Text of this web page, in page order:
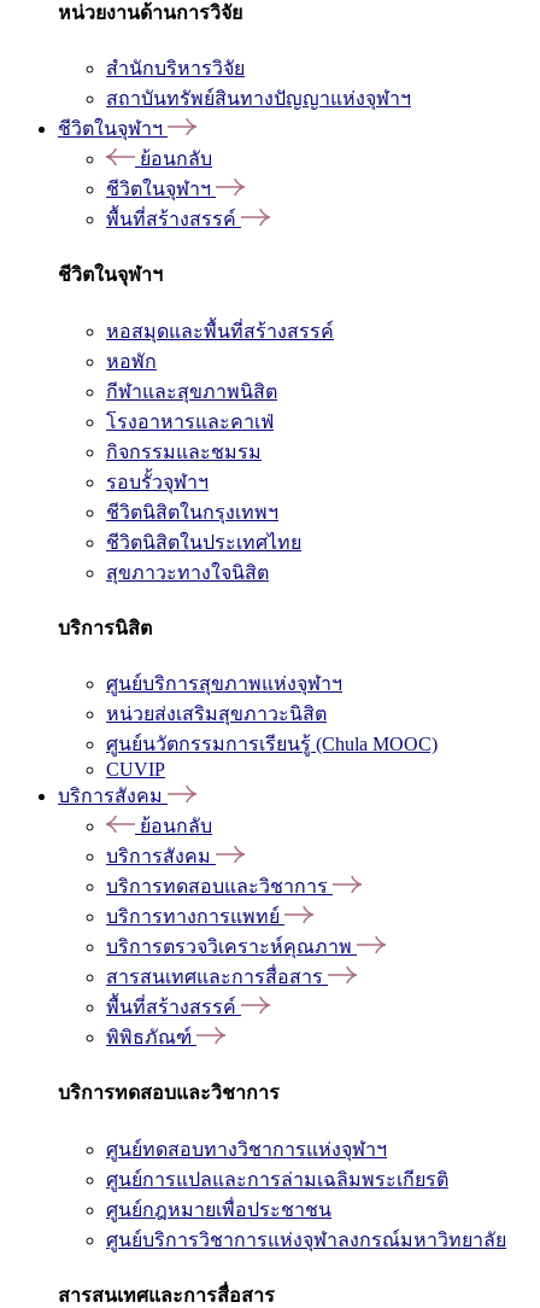
หน่วยงานด้านการวิจัย
สำนักบริหารวิจัย
สถาบันทรัพย์สินทางปัญญาแห่งจุฬาฯ
ชีวิตในจุฬาฯ
ย้อนกลับ
ชีวิตในจุฬาฯ
พื้นที่สร้างสรรค์
ชีวิตในจุฬาฯ
หอสมุดและพื้นที่สร้างสรรค์
หอพัก
กีฬาและสุขภาพนิสิต
โรงอาหารและคาเฟ่
กิจกรรมและชมรม
รอบรั้วจุฬาฯ
ชีวิตนิสิตในกรุงเทพฯ
ชีวิตนิสิตในประเทศไทย
สุขภาวะทางใจนิสิต
บริการนิสิต
ศูนย์บริการสุขภาพแห่งจุฬาฯ
หน่วยส่งเสริมสุขภาวะนิสิต
ศูนย์นวัตกรรมการเรียนรู้ (Chula MOOC)
CUVIP
บริการสังคม
ย้อนกลับ
บริการสังคม
บริการทดสอบและวิชาการ
บริการทางการแพทย์
บริการตรวจวิเคราะห์คุณภาพ
สารสนเทศและการสื่อสาร
พื้นที่สร้างสรรค์
พิพิธภัณฑ์
บริการทดสอบและวิชาการ
ศูนย์ทดสอบทางวิชาการแห่งจุฬาฯ
ศูนย์การแปลและการล่ามเฉลิมพระเกียรติ
ศูนย์กฎหมายเพื่อประชาชน
ศูนย์บริการวิชาการแห่งจุฬาลงกรณ์มหาวิทยาลัย
สารสนเทศและการสื่อสาร